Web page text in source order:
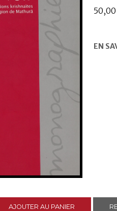
50,00
EN
AJOUTER AU PANIER